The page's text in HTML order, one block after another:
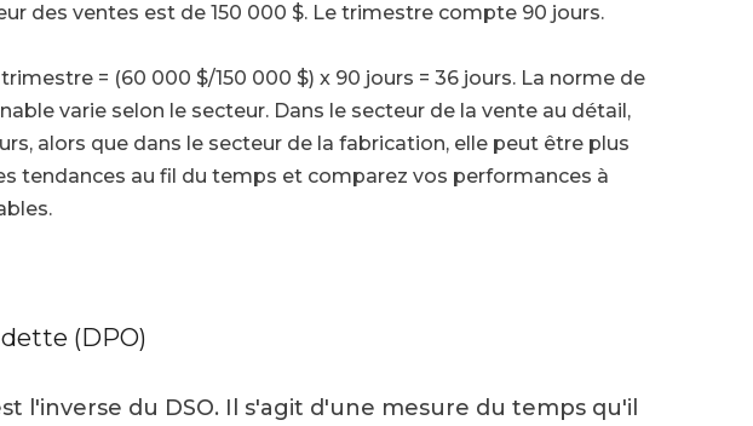
des ventes est de 150 000 $. Le trimestre compte 90 jours.
= (60 000 $/150 000 $) x 90 jours = 36 jours. La norme de
varie selon le secteur. Dans le secteur de la vente au détail,
alors que dans le secteur de la fabrication, elle peut être plus
tendances au fil du temps et comparez vos performances à
(DPO)
l'inverse du DSO. Il s'agit d'une mesure du temps qu'il